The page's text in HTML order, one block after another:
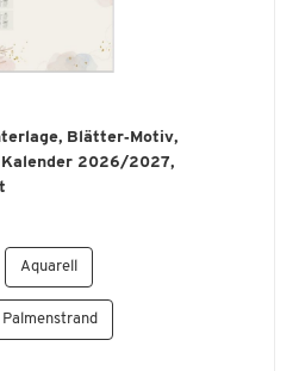
Blätter‑Motiv,
2026/2027,
Aquarell
Palmenstrand